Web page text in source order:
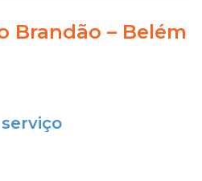
Brandão – Belém